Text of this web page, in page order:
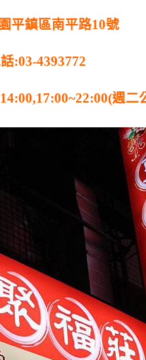
平鎮區南平路10號
:03-4393772
週二